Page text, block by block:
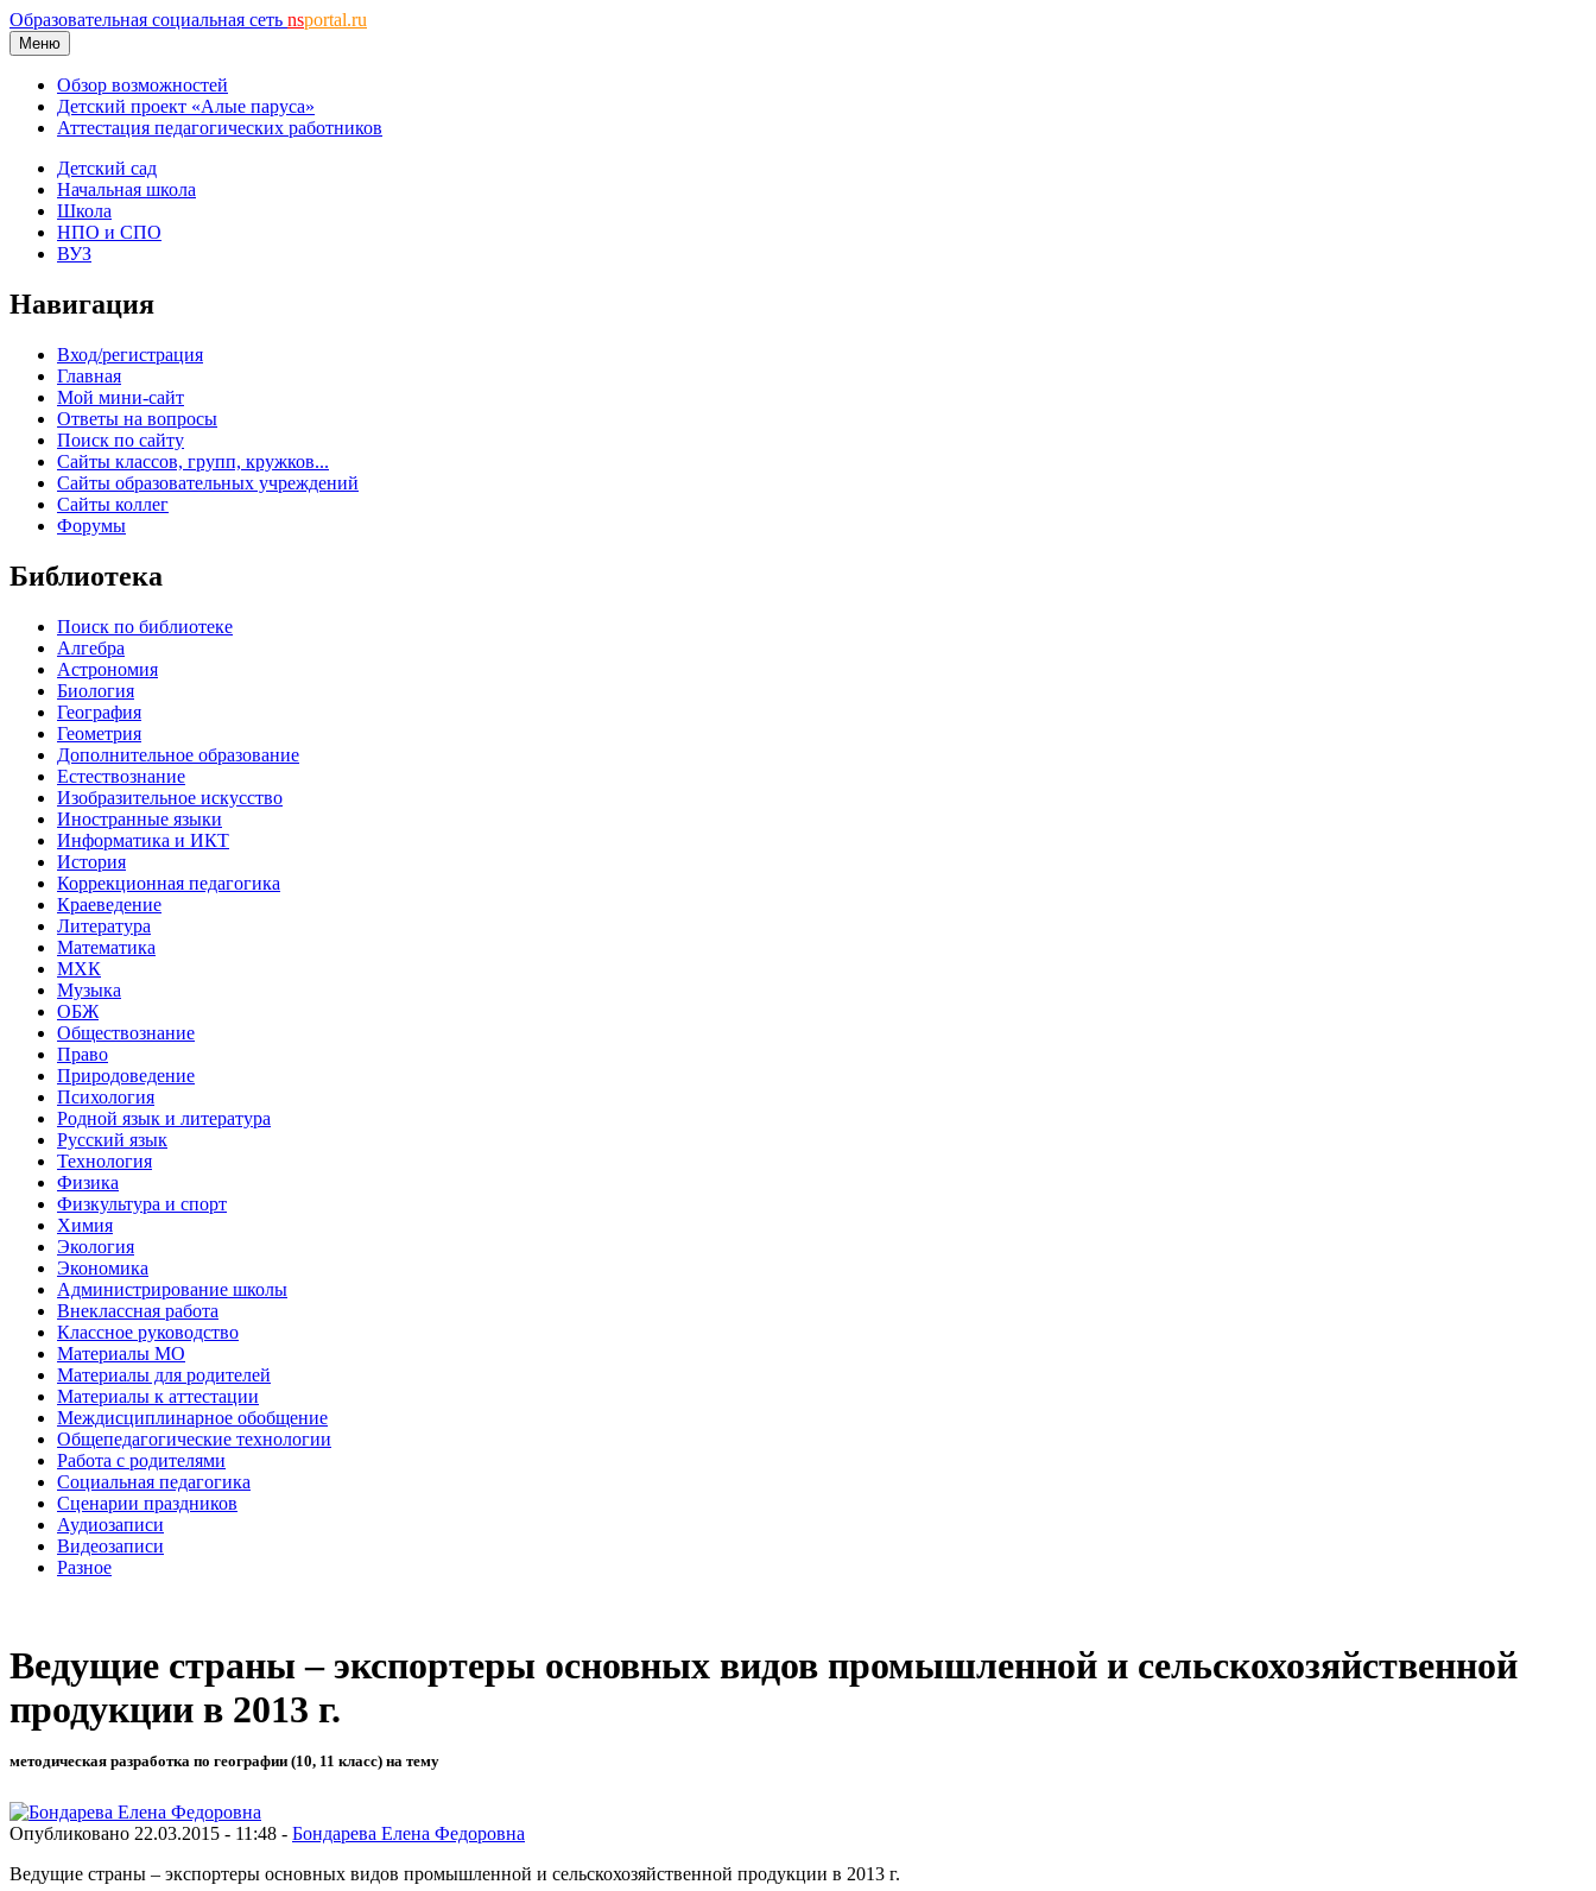
Образовательная социальная сеть nsportal.ru
Меню
Обзор возможностей
Детский проект «Алые паруса»
Аттестация педагогических работников
Детский сад
Начальная школа
Школа
НПО и СПО
ВУЗ
Навигация
Вход/регистрация
Главная
Мой мини-сайт
Ответы на вопросы
Поиск по сайту
Сайты классов, групп, кружков...
Сайты образовательных учреждений
Сайты коллег
Форумы
Библиотека
Поиск по библиотеке
Алгебра
Астрономия
Биология
География
Геометрия
Дополнительное образование
Естествознание
Изобразительное искусство
Иностранные языки
Информатика и ИКТ
История
Коррекционная педагогика
Краеведение
Литература
Математика
МХК
Музыка
ОБЖ
Обществознание
Право
Природоведение
Психология
Родной язык и литература
Русский язык
Технология
Физика
Физкультура и спорт
Химия
Экология
Экономика
Администрирование школы
Внеклассная работа
Классное руководство
Материалы МО
Материалы для родителей
Материалы к аттестации
Междисциплинарное обобщение
Общепедагогические технологии
Работа с родителями
Социальная педагогика
Сценарии праздников
Аудиозаписи
Видеозаписи
Разное
Ведущие страны – экспортеры основных видов промышленной и сельскохозяйственной
продукции в 2013 г.
методическая разработка по географии (10, 11 класс) на тему
Опубликовано 22.03.2015 - 11:48 - Бондарева Елена Федоровна
Ведущие страны – экспортеры основных видов промышленной и сельскохозяйственной продукции в 2013 г.